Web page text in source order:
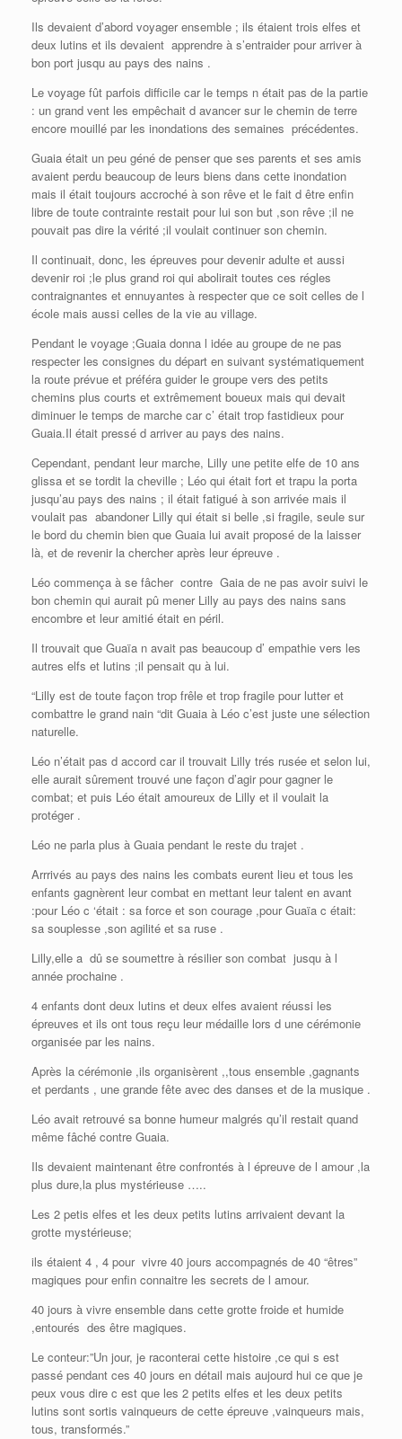
Ils devaient d’abord voyager ensemble ; ils étaient trois elfes et
deux lutins et ils devaient apprendre à s’entraider pour arriver à
bon port jusqu au pays des nains .
Le voyage fût parfois difficile car le temps n était pas de la partie
: un grand vent les empêchait d avancer sur le chemin de terre
encore mouillé par les inondations des semaines précédentes.
Guaia était un peu géné de penser que ses parents et ses amis
avaient perdu beaucoup de leurs biens dans cette inondation
mais il était toujours accroché à son rêve et le fait d être enfin
libre de toute contrainte restait pour lui son but ,son rêve ;il ne
pouvait pas dire la vérité ;il voulait continuer son chemin.
Il continuait, donc, les épreuves pour devenir adulte et aussi
devenir roi ;le plus grand roi qui abolirait toutes ces régles
contraignantes et ennuyantes à respecter que ce soit celles de l
école mais aussi celles de la vie au village.
Pendant le voyage ;Guaia donna l idée au groupe de ne pas
respecter les consignes du départ en suivant systématiquement
la route prévue et préféra guider le groupe vers des petits
chemins plus courts et extrêmement boueux mais qui devait
diminuer le temps de marche car c’ était trop fastidieux pour
Guaia.Il était pressé d arriver au pays des nains.
Cependant, pendant leur marche, Lilly une petite elfe de 10 ans
glissa et se tordit la cheville ; Léo qui était fort et trapu la porta
jusqu’au pays des nains ; il était fatigué à son arrivée mais il
voulait pas abandoner Lilly qui était si belle ,si fragile, seule sur
le bord du chemin bien que Guaia lui avait proposé de la laisser
là, et de revenir la chercher après leur épreuve .
Léo commença à se fâcher contre Gaia de ne pas avoir suivi le
bon chemin qui aurait pû mener Lilly au pays des nains sans
encombre et leur amitié était en péril.
Il trouvait que Guaïa n avait pas beaucoup d’ empathie vers les
autres elfs et lutins ;il pensait qu à lui.
“Lilly est de toute façon trop frêle et trop fragile pour lutter et
combattre le grand nain “dit Guaia à Léo c’est juste une sélection
naturelle.
Léo n’était pas d accord car il trouvait Lilly trés rusée et selon lui,
elle aurait sûrement trouvé une façon d’agir pour gagner le
combat; et puis Léo était amoureux de Lilly et il voulait la
protéger .
Léo ne parla plus à Guaia pendant le reste du trajet .
Arrrivés au pays des nains les combats eurent lieu et tous les
enfants gagnèrent leur combat en mettant leur talent en avant
:pour Léo c ‘était : sa force et son courage ,pour Guaïa c était:
sa souplesse ,son agilité et sa ruse .
Lilly,elle a dû se soumettre à résilier son combat jusqu à l
année prochaine .
4 enfants dont deux lutins et deux elfes avaient réussi les
épreuves et ils ont tous reçu leur médaille lors d une cérémonie
organisée par les nains.
Après la cérémonie ,ils organisèrent ,,tous ensemble ,gagnants
et perdants , une grande fête avec des danses et de la musique .
Léo avait retrouvé sa bonne humeur malgrés qu’il restait quand
même fâché contre Guaia.
Ils devaient maintenant être confrontés à l épreuve de l amour ,la
plus dure,la plus mystérieuse …..
Les 2 petis elfes et les deux petits lutins arrivaient devant la
grotte mystérieuse;
ils étaient 4 , 4 pour vivre 40 jours accompagnés de 40 “êtres”
magiques pour enfin connaitre les secrets de l amour.
40 jours à vivre ensemble dans cette grotte froide et humide
,entourés des être magiques.
Le conteur:”Un jour, je raconterai cette histoire ,ce qui s est
passé pendant ces 40 jours en détail mais aujourd hui ce que je
peux vous dire c est que les 2 petits elfes et les deux petits
lutins sont sortis vainqueurs de cette épreuve ,vainqueurs mais,
tous, transformés.”